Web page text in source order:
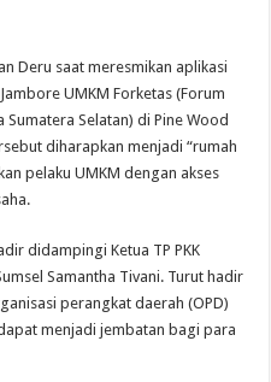
Deru saat meresmikan aplikasi
UMKM Forketas (Forum
Sumatera Selatan) di Pine Wood
diharapkan menjadi “rumah
pelaku UMKM dengan akses
didampingi Ketua TP PKK
Samantha Tivani. Turut hadir
perangkat daerah (OPD)
menjadi jembatan bagi para